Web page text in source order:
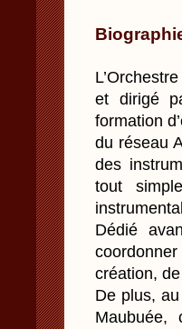
et dirigé
formation
du réseau
des
tout
Dédié
création,
De plus,